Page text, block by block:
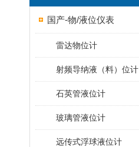
国产-物/液位仪表
雷达物位计
射频导纳液（料）位计
石英管液位计
玻璃管液位计
远传式浮球液位计